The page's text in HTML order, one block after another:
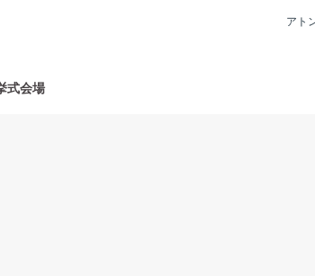
アト
式会場